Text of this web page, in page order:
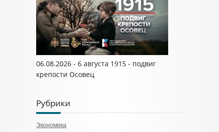
06.08.2026 - 6 августа 1915 - подвиг
крепости Осовец
Рубрики
Экономика